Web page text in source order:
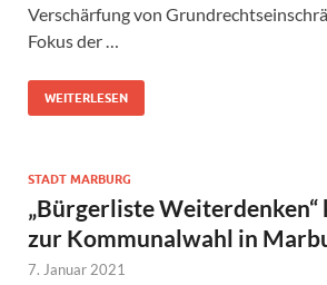
Verschärfung von
Fokus der …
WEITERLESEN
STADT MARBURG
„Bürgerliste
zur Kommunalwahl in
7. Januar 2021